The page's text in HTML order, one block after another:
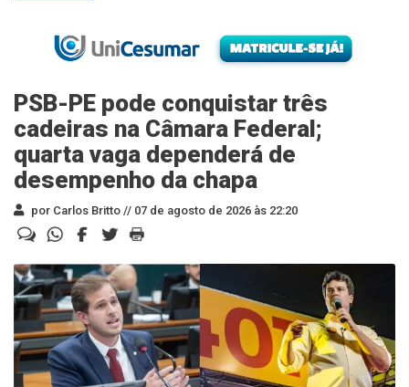
PSB-PE pode conquistar três
cadeiras na Câmara Federal;
quarta vaga dependerá de
desempenho da chapa
por Carlos Britto // 07 de agosto de 2026 às 22:20